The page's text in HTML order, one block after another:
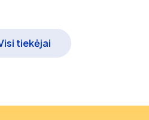
tiekėjai